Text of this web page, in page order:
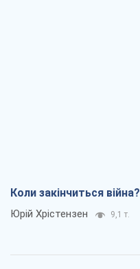
Коли закінчиться війна?
Юрій Хрістензен 9,1 т.